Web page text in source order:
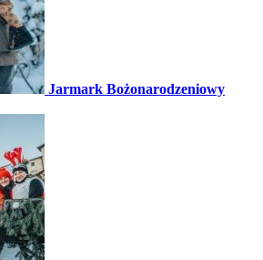
Jarmark Bożonarodzeniowy